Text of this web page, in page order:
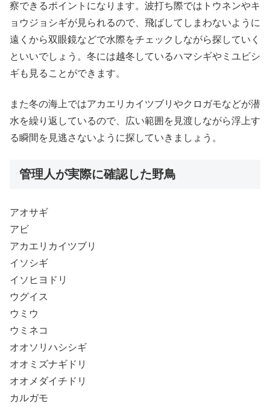
察できるポイントになります。波打ち際ではトウネンやキ
ョウジョシギが見られるので、飛ばしてしまわないように
遠くから双眼鏡などで水際をチェックしながら探していく
といいでしょう。冬には越冬しているハマシギやミユビシ
ギも見ることができます。
また冬の海上ではアカエリカイツブリやクロガモなどが潜
水を繰り返しているので、広い範囲を見渡しながら浮上す
る瞬間を見逃さないように探していきましょう。
管理人が実際に確認した野鳥
アオサギ
アビ
アカエリカイツブリ
イソシギ
イソヒヨドリ
ウグイス
ウミウ
ウミネコ
オオソリハシシギ
オオミズナギドリ
オオメダイチドリ
カルガモ